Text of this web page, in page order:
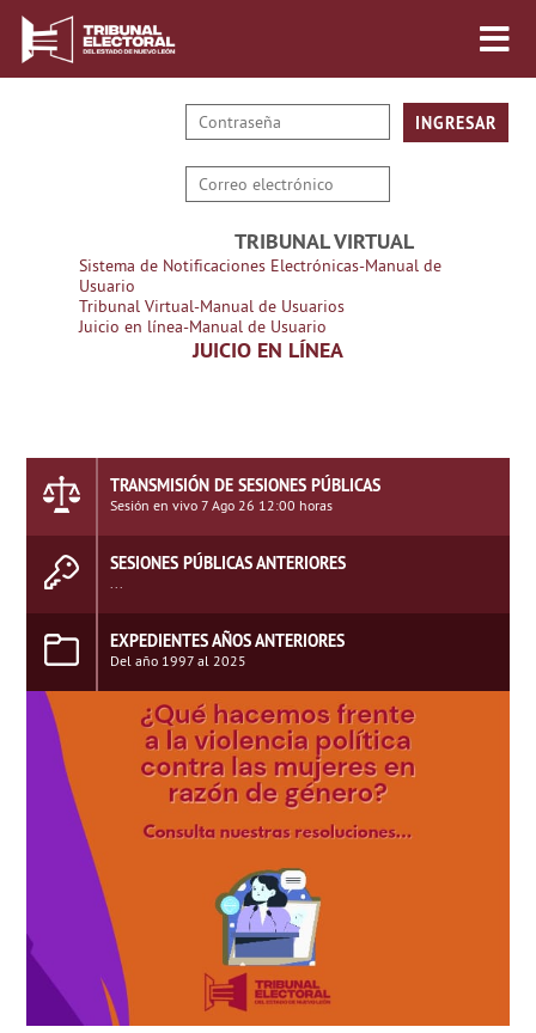
TRIBUNAL VIRTUAL
Sistema de Notificaciones Electrónicas-Manual de
Usuario
Tribunal Virtual-Manual de Usuarios
Juicio en línea-Manual de Usuario
JUICIO EN LÍNEA
TRANSMISIÓN DE SESIONES PÚBLICAS
Sesión en vivo 7 Ago 26 12:00 horas
SESIONES PÚBLICAS ANTERIORES
...
EXPEDIENTES AÑOS ANTERIORES
Del año 1997 al 2025